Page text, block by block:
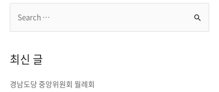
r
h
최신 글
경남도당 중앙위원회 월례회